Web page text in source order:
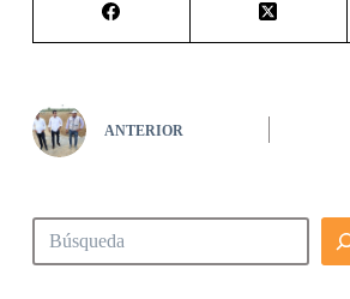
ANTERIOR
Buscar